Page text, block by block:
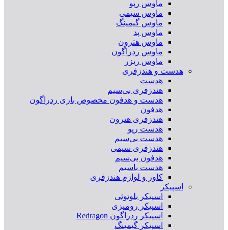
ماوس رپو
ماوس سیمی
ماوس گیمینگ
ماوس پد
ماوس هترون
ماوس ردراگون
ماوس ریزر
هدست و هندزفری
هدست
هندزفری بی‌سیم
هدست و هدفون مخصوص بازی ردراگون
هدفون
هندزفری هترون
هدست رپو
هدست بی‌سیم
هندزفری سیمی
هدفون بی‌سیم
هدست باسیم
کاور و لوازم هندزفری
اسپیکر
اسپیکر بلوتوثی
اسپیکر رومیزی
اسپیکر ردراگون Redragon
اسپیکر گیمینگ